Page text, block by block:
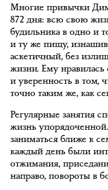
Многие привычки
872 дня: всю свою
будильника в одно и
и ту же пищу,
аскетичный, без
жизни. Ему нравилась
и уверенность в том,
точно таким же, как
Регулярные занятия
жизнь
заниматься ближе к
каждый день были
отжимания,
направо, повороты в